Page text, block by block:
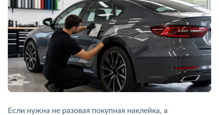
Если нужна не разовая покупная наклейка, а